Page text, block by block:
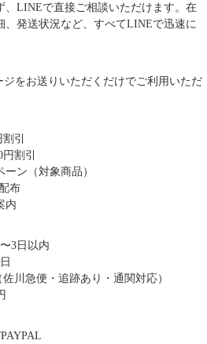
、LINEで直接ご相談いただけます。在
、発送状況など、すべてLINEで迅速に
をお送りいただくだけでご利用いただ
引
割引
ーン（対象商品）
布
内
3日以内
川急便・追跡あり・通関対応）